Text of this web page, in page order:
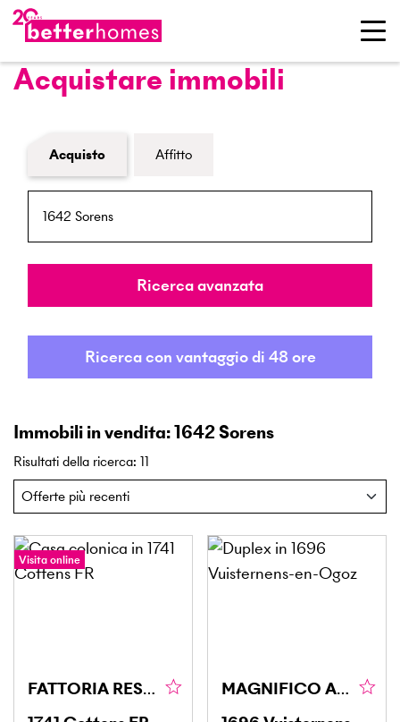
Acquistare immobili
Modulo di ricerca immobiliare
Acquisto Affitto
NPA / Località
Raggio
Ricerca avanzata
Ricerca con vantaggio di 48 ore
Immobili in vendita: 1642 Sorens
Risultati della ricerca: 11
Visita online
FATTORIA RESIDENZIALE
MAGNIFICO APPARTAMENTO CON TETTO